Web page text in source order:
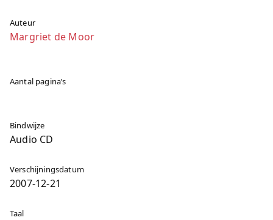
Auteur
Margriet de Moor
Aantal pagina’s
Bindwijze
Audio CD
Verschijningsdatum
2007-12-21
Taal